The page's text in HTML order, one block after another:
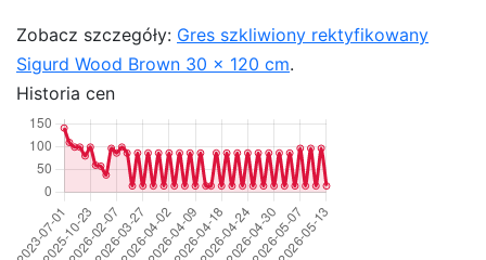
Zobacz szczegóły: Gres szkliwiony rektyfikowany
Sigurd Wood Brown 30 x 120 cm.
Historia cen